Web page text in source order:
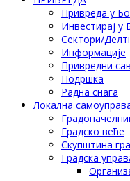
Привреда у
Инвестирај у
Сектори/
Информације
Привредни
Подршка
Радна снага
Локална
Градско веће
Скупштина
Градска